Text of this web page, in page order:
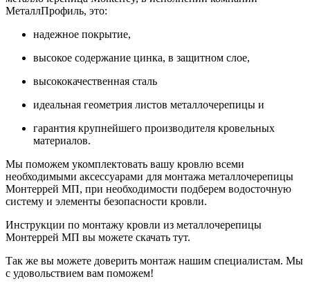
МеталлПрофиль, это:
надежное покрытие,
высокое содержание цинка, в защитном слое,
высококачественная сталь
идеальная геометрия листов металлочерепицы и
гарантия крупнейшего производителя кровельных
материалов.
Мы поможем укомплектовать вашу кровлю всеми
необходимыми аксессуарами для монтажа металлочерепицы
Монтеррей МП, при необходимости подберем водосточную
систему и элементы безопасности кровли.
Инструкции по монтажу кровли из металлочерепицы
Монтеррей МП вы можете скачать тут.
Так же вы можете доверить монтаж нашим специалистам. Мы
с удовольствием вам поможем!